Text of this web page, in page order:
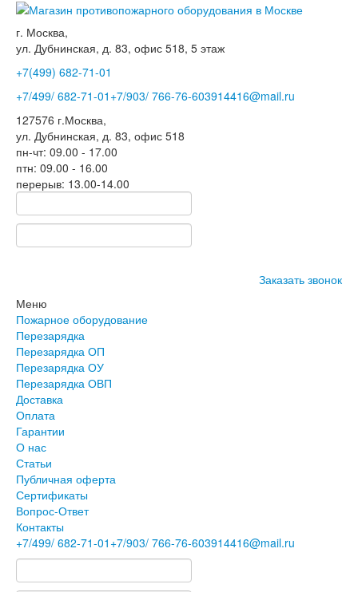
г. Москва,
ул. Дубнинская, д. 83, офис 518, 5 этаж
+7(499) 682-71-01
+7/499/ 682-71-01 +7/903/ 766-76-603914416@mail.ru
127576 г.Москва,
ул. Дубнинская, д. 83, офис 518
пн-чт: 09.00 - 17.00
птн: 09.00 - 16.00
перерыв: 13.00-14.00
Заказать звонок
Меню
Пожарное оборудование
Перезарядка
Перезарядка ОП
Перезарядка ОУ
Перезарядка ОВП
Доставка
Оплата
Гарантии
О нас
Статьи
Публичная оферта
Сертификаты
Вопрос-Ответ
Контакты
+7/499/ 682-71-01 +7/903/ 766-76-603914416@mail.ru